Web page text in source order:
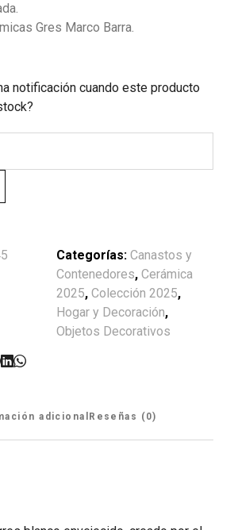
Gres Marco Barra.
notificación cuando este producto
Categorías: Canastos y
Contenedores, Cerámica
2025, Colección 2025,
Hogar y Decoración,
Objetos Decorativos
adicional Reseñas (0)